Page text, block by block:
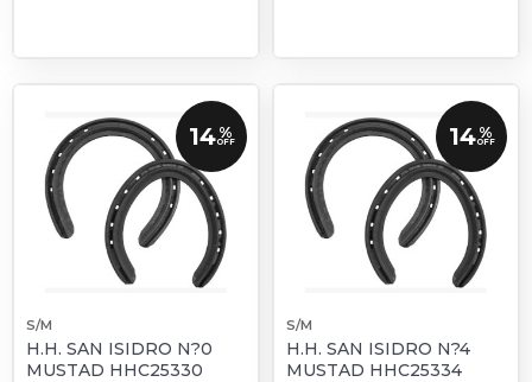
14 %
OFF
S/M
H.H. SAN ISIDRO N?0
MUSTAD HHC25330
14 %
OFF
S/M
H.H. SAN ISIDRO N?4
MUSTAD HHC25334